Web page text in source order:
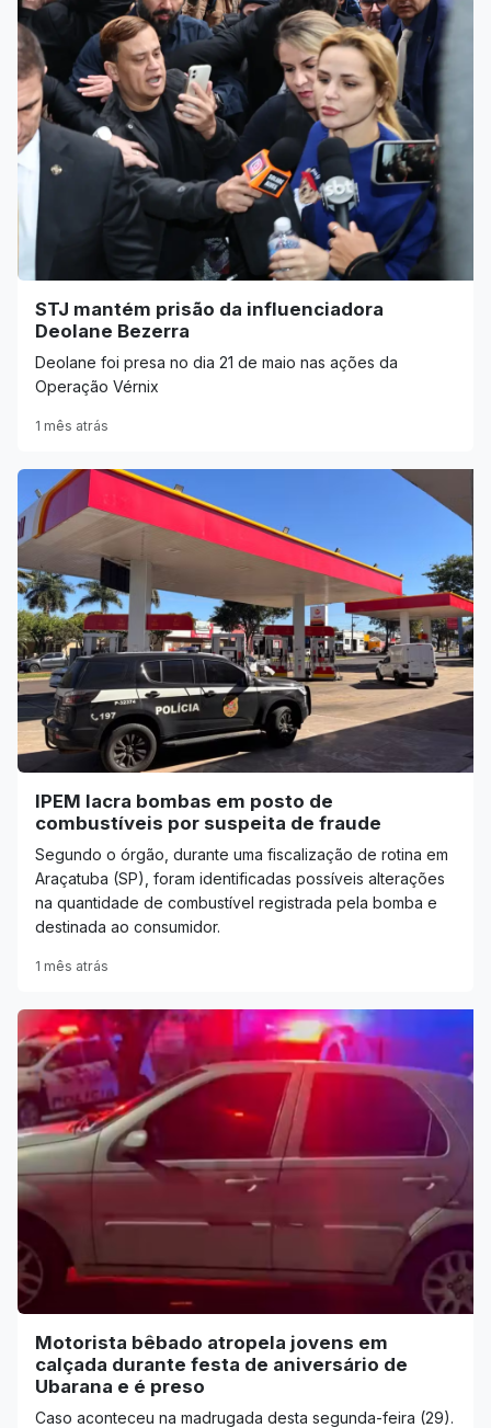
STJ mantém prisão da influenciadora
Deolane Bezerra
Deolane foi presa no dia 21 de maio nas ações da
Operação Vérnix
1 mês atrás
IPEM lacra bombas em posto de
combustíveis por suspeita de fraude
Segundo o órgão, durante uma fiscalização de rotina em
Araçatuba (SP), foram identificadas possíveis alterações
na quantidade de combustível registrada pela bomba e
destinada ao consumidor.
1 mês atrás
Motorista bêbado atropela jovens em
calçada durante festa de aniversário de
Ubarana e é preso
Caso aconteceu na madrugada desta segunda-feira (29).